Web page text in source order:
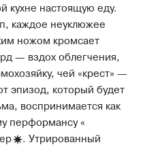
кухне настоящую еду.
каждое неуклюжее
ножом кромсает
— вздох облегчения,
чей «крест» —
эпизод, который будет
воспринимается как
перформансу «
. Утрированный